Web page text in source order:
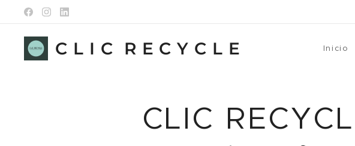
C L I C R E C Y C L E Inicio
CLIC